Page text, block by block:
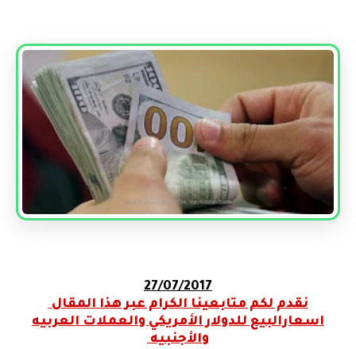
27/07/2017
نقدم لكم متابعينا الكرام عبر هذا المقال
اسعارالبيع للدولار الأمريكي والعملات العربيه
والأجنبيه